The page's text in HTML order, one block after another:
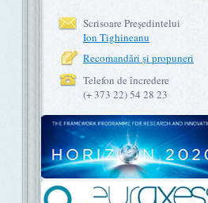
Scrisoare Preşedintelui
Ion Tighineanu
Recomandări şi propuneri
Telefon de încredere
(+ 373 22) 54 28 23